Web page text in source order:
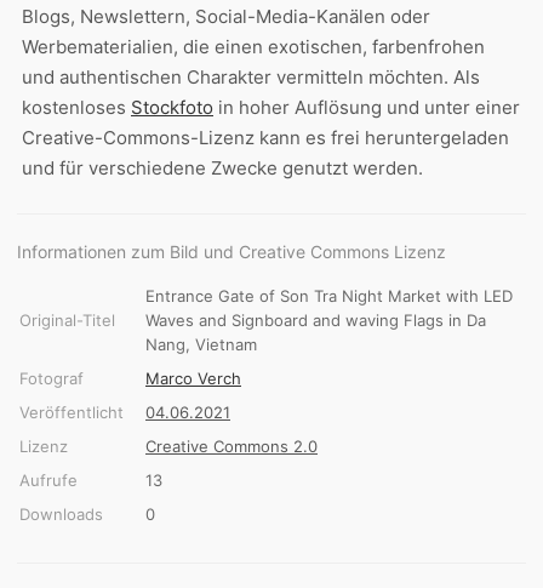
Blogs, Newslettern, Social-Media-Kanälen oder
Werbematerialien, die einen exotischen, farbenfrohen
und authentischen Charakter vermitteln möchten. Als
kostenloses Stockfoto in hoher Auflösung und unter einer
Creative-Commons-Lizenz kann es frei heruntergeladen
und für verschiedene Zwecke genutzt werden.
Informationen zum Bild und Creative Commons Lizenz
Original-Titel
Entrance Gate of Son Tra Night Market with LED
Waves and Signboard and waving Flags in Da
Nang, Vietnam
Fotograf
Marco Verch
Veröffentlicht
04.06.2021
Lizenz
Creative Commons 2.0
Aufrufe
13
Downloads
0